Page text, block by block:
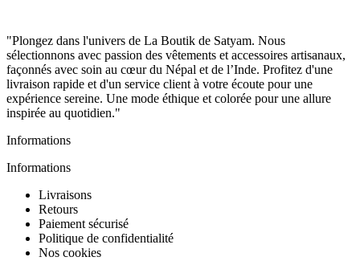
"Plongez dans l'univers de La Boutik de Satyam. Nous
sélectionnons avec passion des vêtements et accessoires artisanaux,
façonnés avec soin au cœur du Népal et de l’Inde. Profitez d'une
livraison rapide et d'un service client à votre écoute pour une
expérience sereine. Une mode éthique et colorée pour une allure
inspirée au quotidien."
Informations
Informations
Livraisons
Retours
Paiement sécurisé
Politique de confidentialité
Nos cookies